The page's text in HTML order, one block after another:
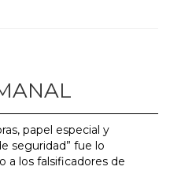
papel especial y
seguridad” fue lo
a los falsificadores de